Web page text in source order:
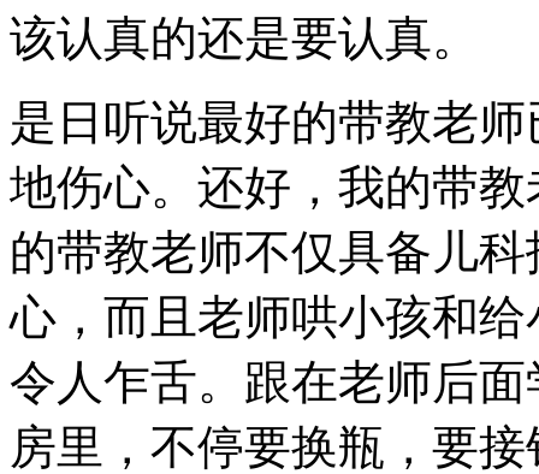
该认真的还是要认真。
是日听说最好的带教老
地伤心。还好，我的带
的带教老师不仅具备儿
心，而且老师哄小孩和
令人乍舌。跟在老师后
房里，不停要换瓶，要